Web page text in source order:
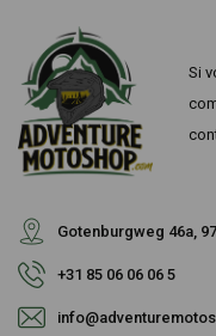
Si
Gotenburgweg 46a,
+31 85 06 06 06 5